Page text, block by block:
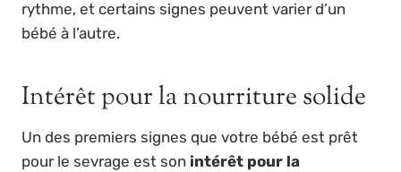
rythme, et certains signes peuvent varier d’un
bébé à l’autre.
Intérêt pour la nourriture solide
Un des premiers signes que votre bébé est prêt
pour le sevrage est son intérêt pour la